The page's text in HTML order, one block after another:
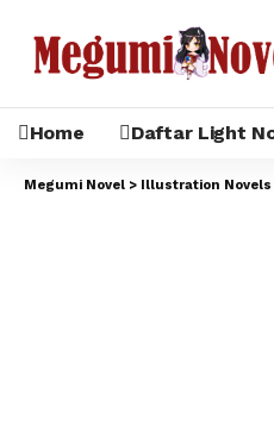
Home Daftar Light
Megumi Novel > Illustration Novels